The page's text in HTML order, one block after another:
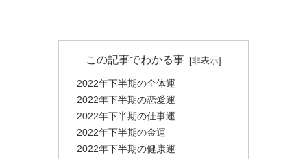
この記事でわかる事
2022年下半期の全体運
2022年下半期の恋愛運
2022年下半期の仕事運
2022年下半期の金運
2022年下半期の健康運